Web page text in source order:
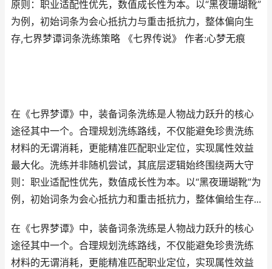
原则：职业适配性优先，数值成长性为本。以“黑夜珊瑚靴”
为例，初始词条为会心抵抗力与重击抵抗力，整体偏向生
存,七界梦谭词条洗练策略 《七界传说》 作者:心梦无痕
在《七界梦谭》中，装备词条洗练是人物战力跃升的核心
途径其中一个。合理规划洗练路线，不仅能避免珍贵洗练
材料的无谓消耗，更能精准匹配职业定位，实现属性效益
最大化。洗练并非随机尝试，其底层逻辑始终围绕两大守
则：职业适配性优先，数值成长性为本。以“黑夜珊瑚靴”为
例，初始词条为会心抵抗力和重击抵抗力，整体偏给生存...
在《七界梦谭》中，装备词条洗练是人物战力跃升的核心
途径其中一个。合理规划洗练路线，不仅能避免珍贵洗练
材料的无谓消耗，更能精准匹配职业定位，实现属性效益